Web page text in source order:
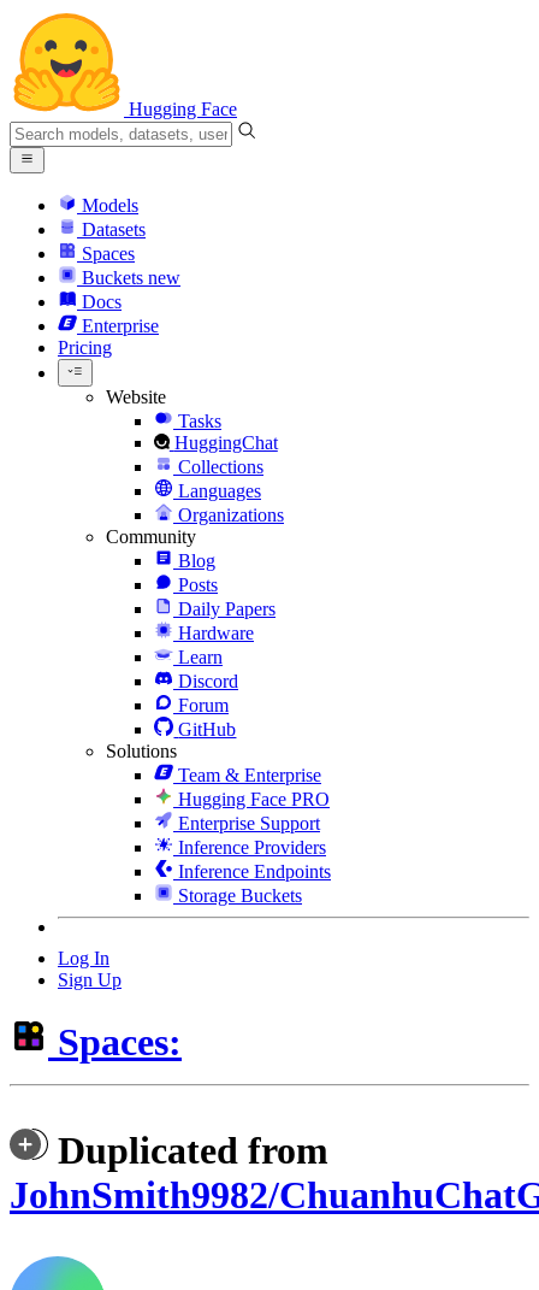
Hugging Face
Models
Datasets
Spaces
Buckets new
Docs
Enterprise
Pricing
Website
Tasks
HuggingChat
Collections
Languages
Organizations
Community
Blog
Posts
Daily Papers
Hardware
Learn
Discord
Forum
GitHub
Solutions
Team & Enterprise
Hugging Face PRO
Enterprise Support
Inference Providers
Inference Endpoints
Storage Buckets
Log In
Sign Up
Spaces:
Duplicated from
JohnSmith9982/